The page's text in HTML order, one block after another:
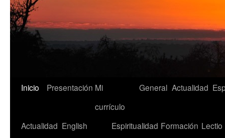
Inicio Presentación Mi
currículo
General Actualidad
Actualidad English
Espiritualidad Formación Lectio